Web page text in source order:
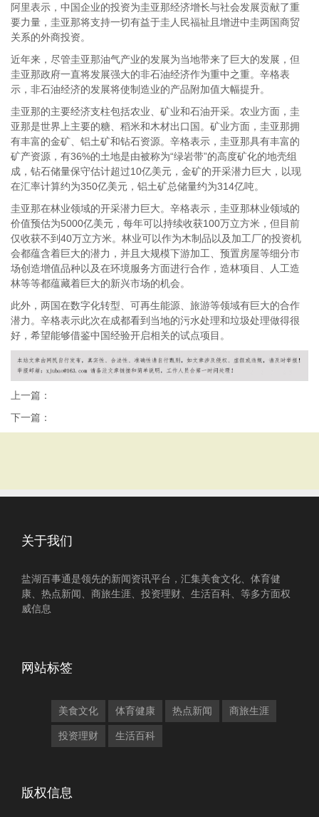
阿里表示，中国企业的投资为圭亚那经济增长与社会发展贡献了重
要力量，圭亚那将支持一切有益于圭人民福祉且增进中圭两国商贸
关系的外商投资。
近年来，尽管圭亚那油气产业的发展为当地带来了巨大的发展，但
圭亚那政府一直将发展强大的非石油经济作为重中之重。辛格表
示，非石油经济的发展将使制造业的产品附加值大幅提升。
圭亚那的主要经济支柱包括农业、矿业和石油开采。农业方面，圭
亚那是世界上主要的糖、稻米和木材出口国。矿业方面，圭亚那拥
有丰富的金矿、铝土矿和钻石资源。辛格表示，圭亚那具有丰富的
矿产资源，有36%的土地是由被称为“绿岩带”的高度矿化的地壳组
成，钻石储量保守估计超过10亿美元，金矿的开采潜力巨大，以现
在汇率计算约为350亿美元，铝土矿总储量约为314亿吨。
圭亚那在林业领域的开采潜力巨大。辛格表示，圭亚那林业领域的
价值预估为5000亿美元，每年可以持续收获100万立方米，但目前
仅收获不到40万立方米。林业可以作为木制品以及加工厂的投资机
会都蕴含着巨大的潜力，并且大规模下游加工、预置房屋等细分市
场创造增值品种以及在环境服务方面进行合作，造林项目、人工造
林等等都蕴藏着巨大的新兴市场的机会。
此外，两国在数字化转型、可再生能源、旅游等领域有巨大的合作
潜力。辛格表示此次在成都看到当地的污水处理和垃圾处理做得很
好，希望能够借鉴中国经验开启相关的试点项目。
上一篇：
下一篇：
关于我们
盐湖百事通是领先的新闻资讯平台，汇集美食文化、体育健
康、热点新闻、商旅生涯、投资理财、生活百科、等多方面权
威信息
网站标签
美食文化 体育健康 热点新闻 商旅生涯
投资理财 生活百科
版权信息